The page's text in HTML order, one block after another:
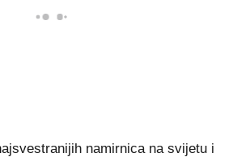
namirnica na svijetu i